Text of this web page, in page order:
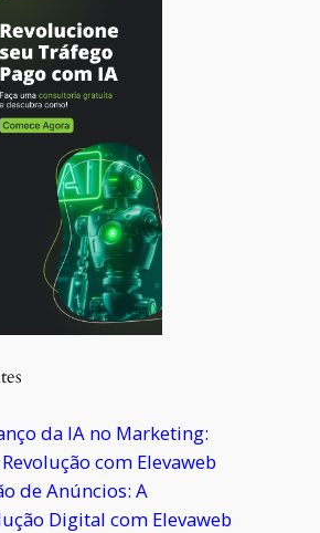
da IA no Marketing:
com Elevaweb
de Anúncios: A
Digital com Elevaweb